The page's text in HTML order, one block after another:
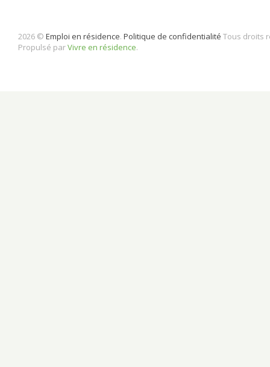
2026 © Emploi en résidence. Politique de confidentialité Tous droits
Propulsé parVivre en résidence.